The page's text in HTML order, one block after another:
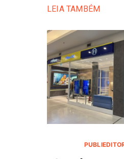
LEIA TAMBÉM